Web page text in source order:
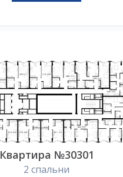
Квартира №30301
2 спальни